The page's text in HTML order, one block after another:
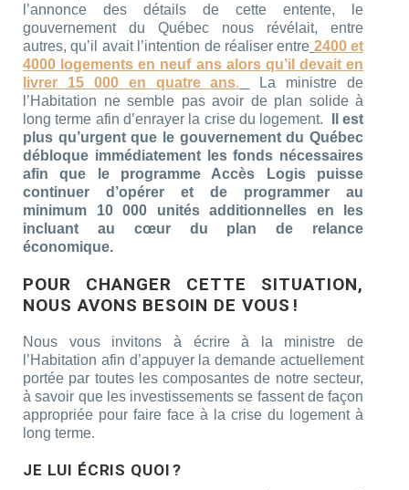
l’annonce des détails de cette entente, le
gouvernement du Québec nous révélait, entre
autres, qu’il avait l’intention de réaliser entre 2400 et
4000 logements en neuf ans alors qu’il devait en
livrer 15 000 en quatre ans.
La ministre de
l’Habitation ne semble pas avoir de plan solide à
long terme afin d’enrayer la crise du logement.
Il est
plus qu’urgent que le gouvernement du Québec
débloque immédiatement les fonds nécessaires
afin que le programme Accès Logis puisse
continuer d’opérer et de programmer au
minimum 10 000 unités additionnelles en les
incluant au cœur du plan de relance
économique.
POUR CHANGER CETTE SITUATION,
NOUS AVONS BESOIN DE VOUS !
Nous vous invitons à écrire à la ministre de
l’Habitation afin d’appuyer la demande actuellement
portée par toutes les composantes de notre secteur,
à savoir que les investissements se fassent de façon
appropriée pour faire face à la crise du logement à
long terme.
JE LUI ÉCRIS QUOI ?